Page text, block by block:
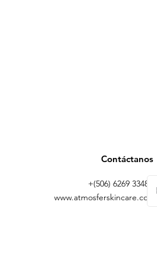
Contáctanos
+(506) 6269 3348 |
www.atmosferskincare.com